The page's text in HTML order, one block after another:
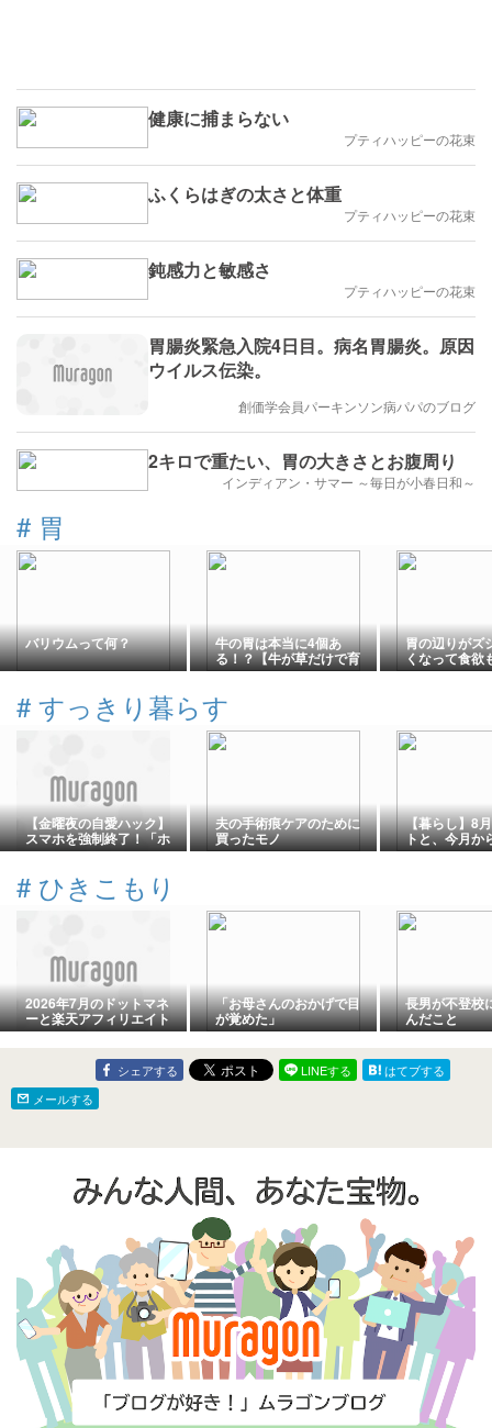
健康に捕まらない
プティハッピーの花束
ふくらはぎの太さと体重
プティハッピーの花束
鈍感力と敏感さ
プティハッピーの花束
胃腸炎緊急入院4日目。病名胃腸炎。原因
ウイルス伝染。
創価学会員パーキンソン病パパのブログ
2キロで重たい、胃の大きさとお腹周り
インディアン・サマー ～毎日が小春日和～
# 胃
バリウムって何？ 牛の胃は本当に4個あ
る！？【牛が草だけで育
つ驚異の仕組み】
胃の辺りがズ
くなって食欲
てくる症状は
# すっきり暮らす
【金曜夜の自愛ハック】
スマホを強制終了！「ホ
ットアイマスク」で1週間
夫の手術痕ケアのために
買ったモノ
【暮らし】8
トと、今月か
こと
# ひきこもり
2026年7月のドットマネ
ーと楽天アフィリエイト
の報酬
「お母さんのおかげで目
が覚めた」
長男が不登校
んだこと
シェアする LINEする
はてブする
メールする